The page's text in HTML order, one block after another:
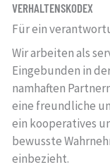
VERHALTENSKODEX
Für ein
Wir arbeiten als
Eingebunden in
namhaften
eine freundliche
ein kooperatives
bewusste
einbezieht.